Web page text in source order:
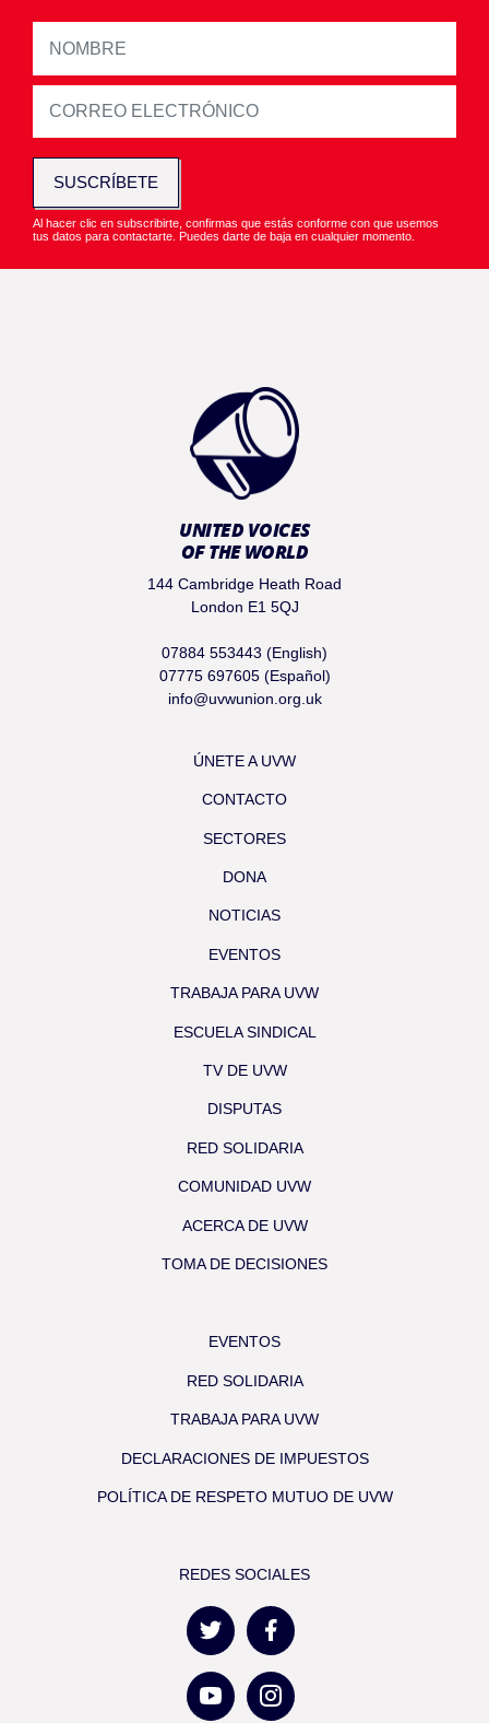
SUSCRÍBETE
Al hacer clic en subscribirte, confirmas que estás conforme con que usemos
tus datos para contactarte. Puedes darte de baja en cualquier momento.
UNITED VOICES
OF THE WORLD
144 Cambridge Heath Road
London E1 5QJ
07884 553443 (English)
07775 697605 (Español)
info@uvwunion.org.uk
ÚNETE A UVW
CONTACTO
SECTORES
DONA
NOTICIAS
EVENTOS
TRABAJA PARA UVW
ESCUELA SINDICAL
TV DE UVW
DISPUTAS
RED SOLIDARIA
COMUNIDAD UVW
ACERCA DE UVW
TOMA DE DECISIONES
EVENTOS
RED SOLIDARIA
TRABAJA PARA UVW
DECLARACIONES DE IMPUESTOS
POLÍTICA DE RESPETO MUTUO DE UVW
REDES SOCIALES